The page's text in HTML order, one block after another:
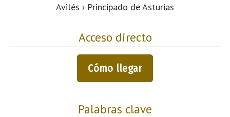
Avilés › Principado de Asturias
Acceso directo
Cómo llegar
Palabras clave